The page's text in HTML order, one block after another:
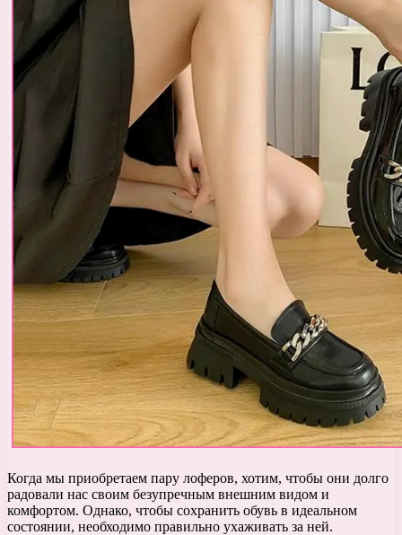
Когда мы приобретаем пару лоферов, хотим, чтобы они долго
радовали нас своим безупречным внешним видом и
комфортом. Однако, чтобы сохранить обувь в идеальном
состоянии, необходимо правильно ухаживать за ней.